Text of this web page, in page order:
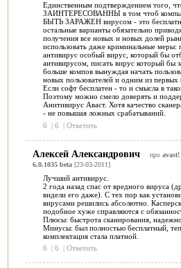
Единственным подтверждением того,
ЗАИНТЕРЕСОВАННЫ в том чтоб
БЫТЬ ЗАРАЖЕН вирусом - это
остальные варианты обязательно
получения все новых и новых долей
использовать даже криминальные меры:
антивирус особый вирус, который бы
антивирусом, писать вирус который бы
больше компов вынуждая начать
новых пользователей и одним из первых
Если софт бесплатен - то и смысла в
Поэтому можно смело доверять и
Анитивирус Аваст. Хотя качество
- не повышая ложных срабатываний.
6
| 6 | Ответить
Алексей Александрович про
6.0.1035 beta[23-03-2011]
Лучший антивирус.
2 года назад спас от вредного вируса
видели его даже). С тех пор как
вирусами решились абсолютно.
подобное хуже справляются с
Плюсы: быстрота сканирования,
Минусы: был полностью бесплатный,
комплектация стала платной.
6
| 6 | Ответить